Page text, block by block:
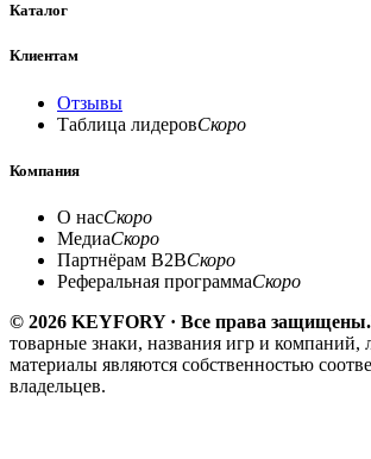
Каталог
Клиентам
Отзывы
Таблица лидеровСкоро
Компания
О насСкоро
МедиаСкоро
Партнёрам B2BСкоро
Реферальная программаСкоро
© 2026 KEYFORY · Все права защищены.
товарные знаки, названия игр и компаний,
материалы являются собственностью
владельцев.